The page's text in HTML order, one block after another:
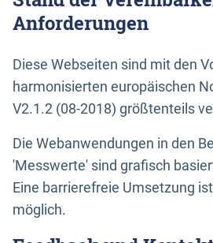
Anforderungen
Diese Webseiten sind mit den
harmonisierten europäischen
V2.1.2 (08-2018) größtenteils
Die Webanwendungen in den
'Messwerte' sind grafisch
Eine barrierefreie Umsetzung
möglich.